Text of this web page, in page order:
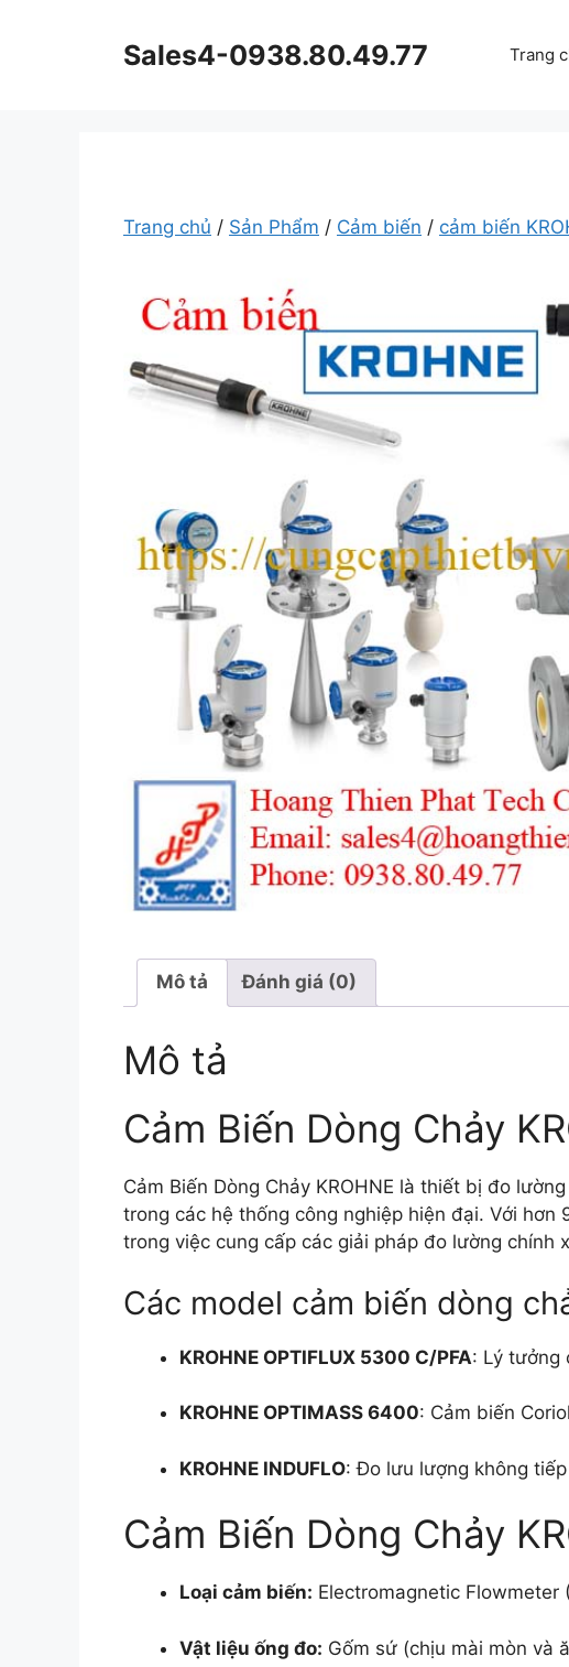
Sales4-0938.80.49.77 Trang
Trang chủ / Sản Phẩm / Cảm biến / cảm biến
Mô tả Đánh giá (0)
Mô tả
Cảm Biến Dòng Chảy
Cảm Biến Dòng Chảy KROHNE là thiết bị đo
trong các hệ thống công nghiệp hiện đại. Với hơn
trong việc cung cấp các giải pháp đo lường chính
Các model cảm biến dòng
KROHNE OPTIFLUX 5300 C/PFA: Lý tưởng
KROHNE OPTIMASS 6400: Cảm biến
KROHNE INDUFLO: Đo lưu lượng không
Cảm Biến Dòng Chảy
Loại cảm biến: Electromagnetic
Vật liệu ống đo: Gốm sứ (chịu mài mòn và